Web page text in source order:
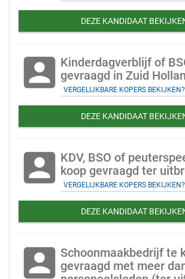
DEZE KANDIDAAT
account_box Kinderdagverblijf of
gevraagd in Zuid
VERGELIJKBARE KOPERS
DEZE KANDIDAAT
account_box KDV, BSO of
koop gevraagd ter
VERGELIJKBARE KOPERS
DEZE KANDIDAAT
account_box Schoonmaakbedrijf te
gevraagd met meer